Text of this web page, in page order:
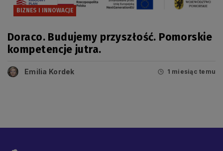
BIZNES I INNOWACJE
Doraco. Budujemy przyszłość. Pomorskie
kompetencje jutra.
Emilia Kordek 1 miesiąc temu